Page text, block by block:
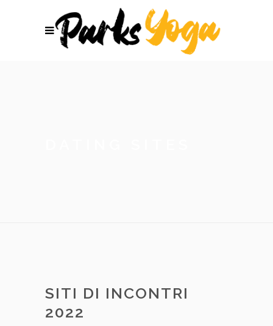
SITI DI INCONTRI
2022